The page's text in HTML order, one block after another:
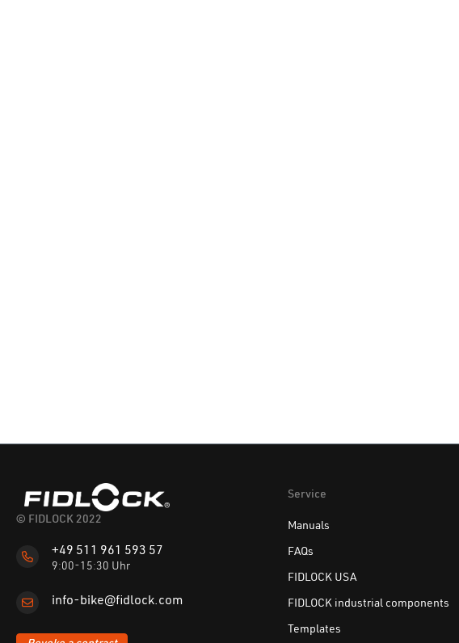
© FIDLOCK 2022
+49 511 961 593 57
9:00-15:30 Uhr
info-bike@fidlock.com
Service
Manuals
FAQs
FIDLOCK USA
FIDLOCK industrial components
Templates